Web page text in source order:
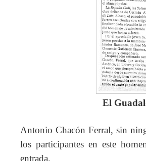
El
Antonio Chacón Ferral, sin
los participantes en este
entrada.